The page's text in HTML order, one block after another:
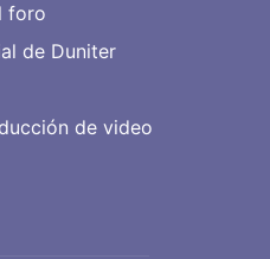
foro
de Duniter
de video